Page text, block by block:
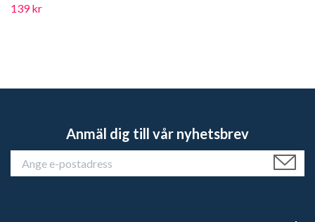
139 kr
Anmäl dig till vår nyhetsbrev